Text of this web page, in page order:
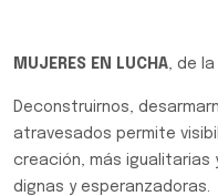
MUJERES EN LUCHA, de
Deconstruirnos,
atravesados permite
creación, más igualitarias
dignas y esperanzadoras.